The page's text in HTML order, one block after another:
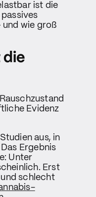
ist die
wie groß
die
Evidenz
aus, in
Ergebnis
Unter
Erst
schlecht